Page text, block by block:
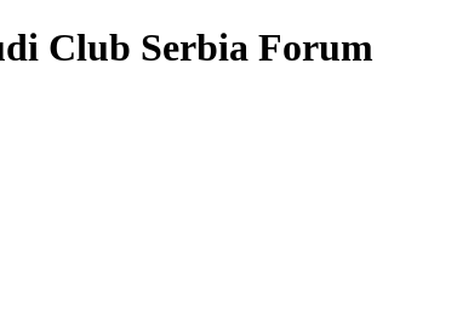
Club Serbia Forum